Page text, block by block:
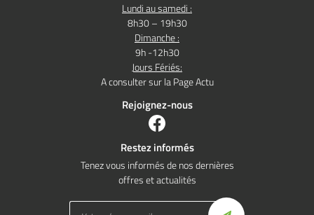
Lundi au samedi :
8h30 – 19h30
Dimanche :
9h -12h30
Jours Fériés:
A consulter sur la Page Actu
Rejoignez-nous
Restez informés
Tenez vous informés de nos dernières
offres et actualités